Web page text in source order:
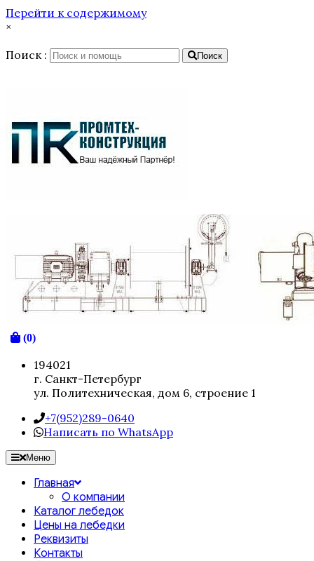
Перейти к содержимому
×
Поиск :
Поиск
(0)
194021
г. Санкт-Петербург
ул. Политехническая, дом 6, строение 1
+7(952)289-0640
Написать по WhatsApp
Меню
Главная
О компании
Каталог лебедок
Цены на лебедки
Реквизиты
Контакты